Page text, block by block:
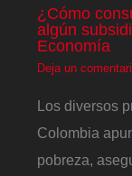
¿Cómo
algún
Economía
Deja un
Los diversos
Colombia
pobreza,